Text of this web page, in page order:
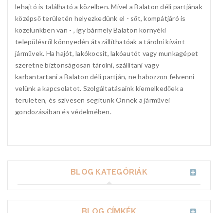
lehajtó is található a közelben. Mivel a Balaton déli partjának
középső területén helyezkedünk el - sőt, kompátjáró is
közelünkben van - , így bármely Balaton környéki
településről könnyedén átszállíthatóak a tárolni kívánt
járművek. Ha hajót, lakókocsit, lakóautót vagy munkagépet
szeretne biztonságosan tárolni, szállítani vagy
karbantartani a Balaton déli partján, ne habozzon felvenni
velünk a kapcsolatot. Szolgáltatásaink kiemelkedőek a
területen, és szívesen segítünk Önnek a járművei
gondozásában és védelmében.
BLOG KATEGÓRIÁK